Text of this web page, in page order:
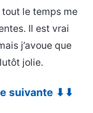
le temps me
Il est vrai
j’avoue que
jolie.
suivante ⬇⬇